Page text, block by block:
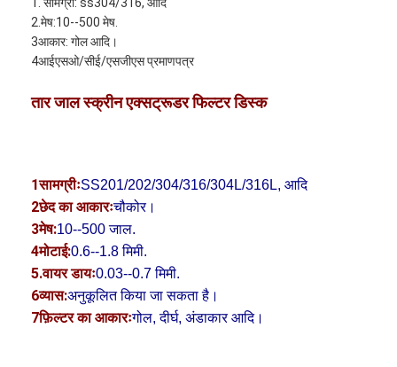
2.मेष:10--500 मेष.
3आकार: गोल आदि।
4आईएसओ/सीई/एसजीएस प्रमाणपत्र
तार जाल स्क्रीन एक्सट्रूडर फिल्टर डिस्क
1सामग्रीःSS201/202/304/316/304L/316L, आदि
2छेद का आकारःचौकोर।
3मेष:10--500 जाल.
4मोटाई:0.6--1.8 मिमी.
5.वायर डायः0.03--0.7 मिमी.
6व्यास:अनुकूलित किया जा सकता है।
7फ़िल्टर का आकारःगोल, दीर्घ, अंडाकार आदि।